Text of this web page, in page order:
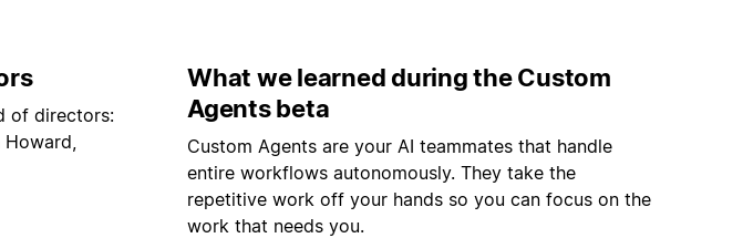
of directors:
Howard,
What we learned during the Custom
Agents beta
Custom Agents are your AI teammates that handle
entire workflows autonomously. They take the
repetitive work off your hands so you can focus on the
work that needs you.